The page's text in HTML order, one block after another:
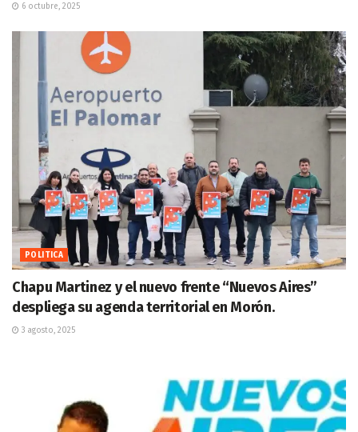
6 octubre, 2025
POLITICA
Chapu Martinez y el nuevo frente “Nuevos Aires”
despliega su agenda territorial en Morón.
3 agosto, 2025